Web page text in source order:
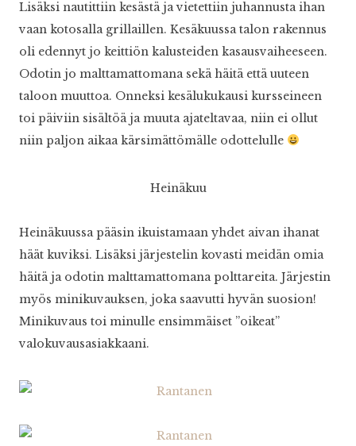
Lisäksi nautittiin kesästä ja vietettiin juhannusta ihan
vaan kotosalla grillaillen. Kesäkuussa talon rakennus
oli edennyt jo keittiön kalusteiden kasausvaiheeseen.
Odotin jo malttamattomana sekä häitä että uuteen
taloon muuttoa. Onneksi kesälukukausi kursseineen
toi päiviin sisältöä ja muuta ajateltavaa, niin ei ollut
niin paljon aikaa kärsimättömälle odottelulle
Heinäkuu
Heinäkuussa pääsin ikuistamaan yhdet aivan ihanat
häät kuviksi. Lisäksi järjestelin kovasti meidän omia
häitä ja odotin malttamattomana polttareita. Järjestin
myös minikuvauksen, joka saavutti hyvän suosion!
Minikuvaus toi minulle ensimmäiset ”oikeat”
valokuvausasiakkaani.